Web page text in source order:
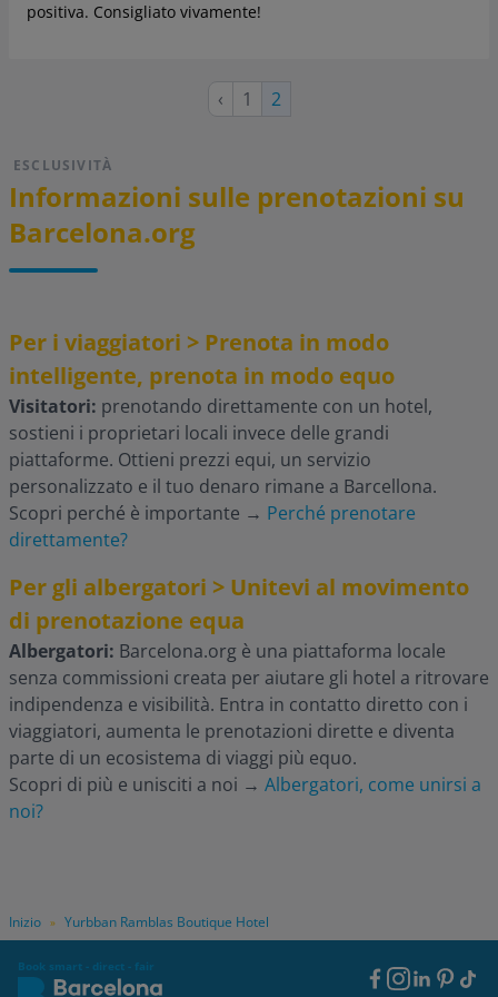
Inizio » Yurbban Ramblas Boutique Hotel
positiva. Consigliato vivamente!
Pagina
‹ Pagina
1
Pagina
2
ESCLUSIVITÀ
Informazioni sulle prenotazioni su
Barcelona.org
Per i viaggiatori > Prenota in modo
intelligente, prenota in modo equo
Visitatori: prenotando direttamente con un hotel,
sostieni i proprietari locali invece delle grandi
piattaforme. Ottieni prezzi equi, un servizio
personalizzato e il tuo denaro rimane a Barcellona.
Scopri perché è importante → Perché prenotare
direttamente?
Per gli albergatori > Unitevi al movimento
di prenotazione equa
Albergatori: Barcelona.org è una piattaforma locale
senza commissioni creata per aiutare gli hotel a ritrovare
indipendenza e visibilità. Entra in contatto diretto con i
viaggiatori, aumenta le prenotazioni dirette e diventa
parte di un ecosistema di viaggi più equo.
Scopri di più e unisciti a noi → Albergatori, come unirsi a
noi?
Book smart - direct - fair
Footer